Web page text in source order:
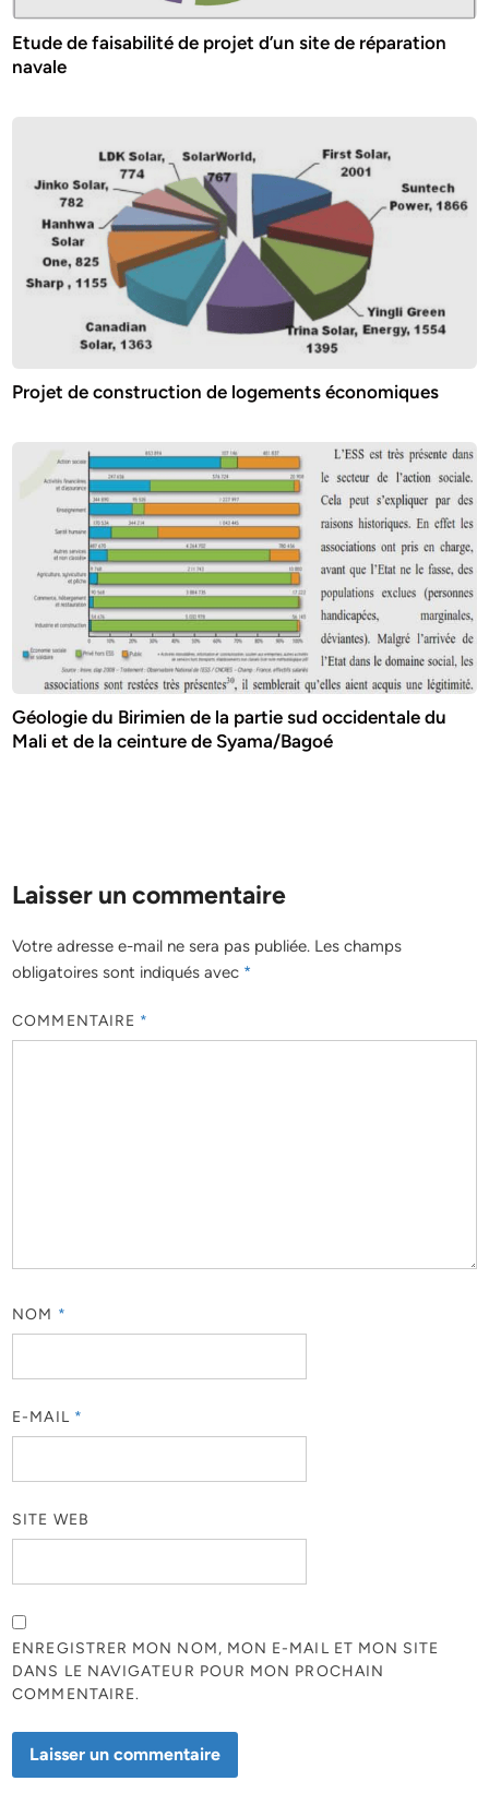
Etude de faisabilité de projet d’un site de réparation
navale
Projet de construction de logements économiques
Géologie du Birimien de la partie sud occidentale du
Mali et de la ceinture de Syama/Bagoé
Laisser un commentaire
Votre adresse e-mail ne sera pas publiée. Les champs
obligatoires sont indiqués avec *
COMMENTAIRE *
NOM *
E-MAIL *
SITE WEB
ENREGISTRER MON NOM, MON E-MAIL ET MON SITE
DANS LE NAVIGATEUR POUR MON PROCHAIN
COMMENTAIRE.